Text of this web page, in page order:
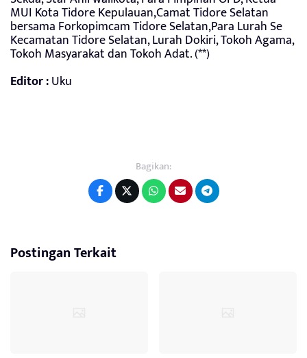
MUI Kota Tidore Kepulauan,Camat Tidore Selatan
bersama Forkopimcam Tidore Selatan,Para Lurah Se
Kecamatan Tidore Selatan, Lurah Dokiri, Tokoh Agama,
Tokoh Masyarakat dan Tokoh Adat. (**)
Editor :Uku
Bagikan:
Postingan Terkait